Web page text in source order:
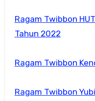
Ragam Twibbon
Tahun 2022
Ragam Twibbon
Ragam Twibbon